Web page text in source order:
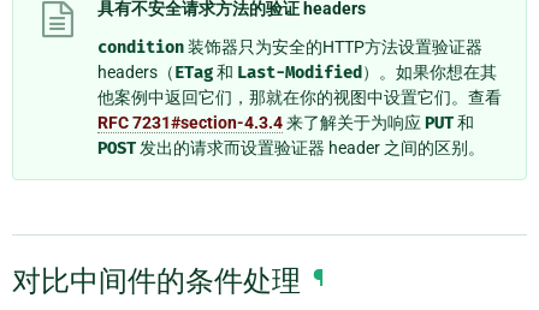
具有不安全请求方法的验证 headers
condition装饰器只为安全的HTTP方法设置验证器
headers（ETag和 Last-Modified ）。如果你想在其
他案例中返回它们，那就在你的视图中设置它们。查看
RFC 7231#section-4.3.4来了解关于为响应PUT和
POST发出的请求而设置验证器 header 之间的区别。
对比中间件的条件处理 ¶